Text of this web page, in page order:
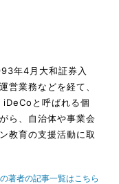
年4月大和証券入
営業務などを経て、
と呼ばれる個
ら、自治体や事業会
教育の支援活動に取
著者の記事一覧はこちら